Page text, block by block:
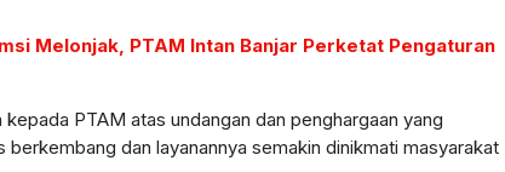
Melonjak, PTAM Intan Banjar Perketat Pengaturan
PTAM atas undangan dan penghargaan yang
dan layanannya semakin dinikmati masyarakat